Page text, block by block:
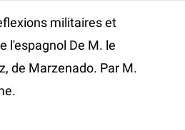
militaires et
l'espagnol De M. le
de Marzenado. Par M.